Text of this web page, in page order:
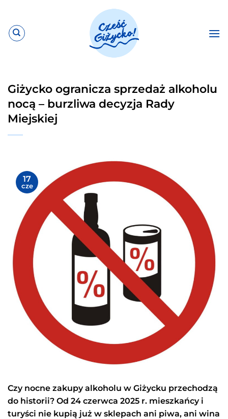
zawartości
Giżycko ogranicza sprzedaż alkoholu
nocą – burzliwa decyzja Rady
Miejskiej
17
cze
Czy nocne zakupy alkoholu w Giżycku przechodzą
do historii? Od 24 czerwca 2025 r. mieszkańcy i
turyści nie kupią już w sklepach ani piwa, ani wina